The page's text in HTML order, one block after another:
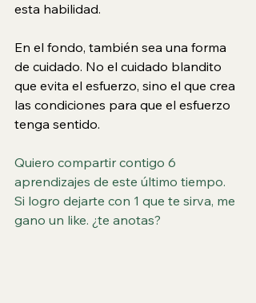
esta habilidad.
En el fondo, también sea una forma
de cuidado. No el cuidado blandito
que evita el esfuerzo, sino el que crea
las condiciones para que el esfuerzo
tenga sentido.
Quiero compartir contigo 6
aprendizajes de este último tiempo.
Si logro dejarte con 1 que te sirva, me
gano un like. ¿te anotas?